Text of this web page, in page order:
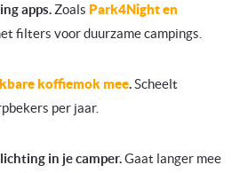
apps. Zoals Park4Night en
filters voor duurzame campings.
koffiemok mee.Scheelt
per jaar.
in je camper.Gaat langer mee